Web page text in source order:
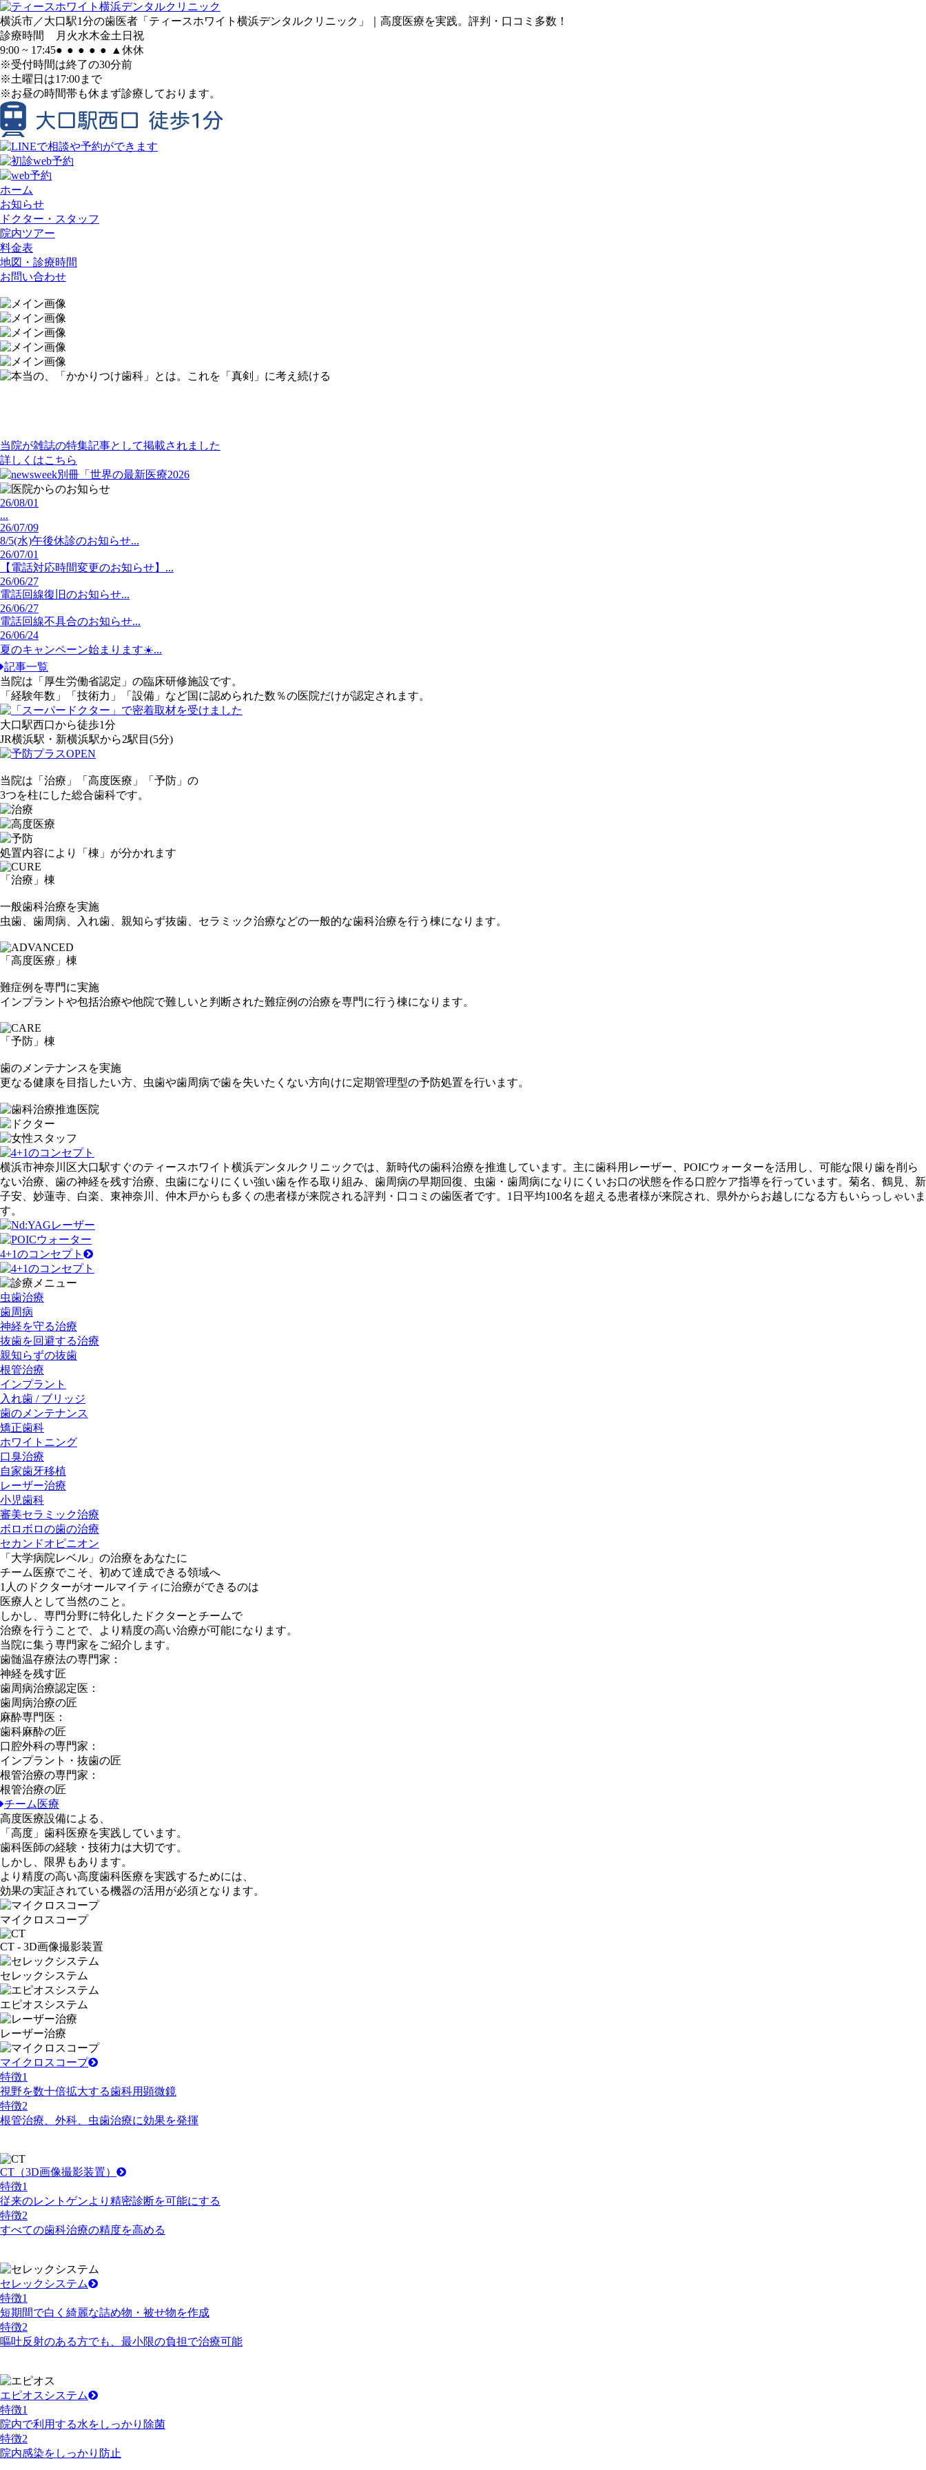
横浜市／大口駅1分の歯医者「ティースホワイト横浜デンタルクリニック」｜高度医療を実践。評判・口コミ多数！
診療時間
月 火水木金土 日 祝
9:00 ~ 17:45● ● ● ● ● ▲ 休休
※受付時間は終了の30分前
※土曜日は17:00まで
※お昼の時間帯も休まず診療しております。
ホーム
お知らせ
ドクター・スタッフ
院内ツアー
料金表
地図・診療時間
お問い合わせ
当院が雑誌の特集記事として掲載されました
詳しくはこちら
26/08/01
...
26/07/09
8/5(水)午後休診のお知らせ...
26/07/01
【電話対応時間変更のお知らせ】...
26/06/27
電話回線復旧のお知らせ...
26/06/27
電話回線不具合のお知らせ...
26/06/24
夏のキャンペーン始まります☀️...
記事一覧
当院は「厚生労働省認定」の臨床研修施設です。
「経験年数」「技術力」「設備」など国に認められた数％の医院だけが認定されます。
大口駅西口から徒歩1分
JR横浜駅・新横浜駅から2駅目 (5分)
当院は 「 治療」 「 高度医療」 「 予防」 の
3つを柱にした総合歯科です。
処置内容により「棟」が分かれます
「治療」 棟
一般歯科治療を実施
虫歯、歯周病、入れ歯、親知らず抜歯、セラミック治療などの一般的な歯科治療を行う棟になります。
「高度医療」 棟
難症例を専門に実施
インプラントや包括治療や他院で難しいと判断された難症例の治療を専門に行う棟になります。
「予防」 棟
歯のメンテナンスを実施
更なる健康を目指したい方、虫歯や歯周病で歯を失いたくない方向けに定期管理型の予防処置を行います。
横浜市神奈川区大口駅すぐのティースホワイト横浜デンタルクリニックでは、新時代の歯科治療を推進しています。主に歯科用レーザー、POICウォーターを活用し、可能な限り歯を削ら
ない治療、歯の神経を残す治療、虫歯になりにくい強い歯を作る取り組み、歯周病の早期回復、虫歯・歯周病になりにくいお口の状態を作る口腔ケア指導を行っています。菊名、鶴見、新
子安、妙蓮寺、白楽、東神奈川、仲木戸からも多くの患者様が来院される評判・口コミの歯医者です。1日平均100名を超える患者様が来院され、県外からお越しになる方もいらっしゃいま
す。
4+1のコンセプト
虫歯治療
歯周病
神経を守る治療
抜歯を回避する治療
親知らずの抜歯
根管治療
インプラント
入れ歯 / ブリッジ
歯のメンテナンス
矯正歯科
ホワイトニング
口臭治療
自家歯牙移植
レーザー治療
小児歯科
審美セラミック治療
ボロボロの歯の治療
セカンドオピニオン
「大学病院レベル」 の治療をあなたに
チーム医療でこそ、初めて達成できる領域へ
1人のドクターがオールマイティに治療ができるのは
医療人として当然のこと。
しかし、専門分野に特化したドクターとチームで
治療を行うことで、より精度の高い治療が可能になります。
当院に集う専門家をご紹介します。
歯髄温存療法の専門家：
神経を残す匠
歯周病治療認定医：
歯周病治療の匠
麻酔専門医：
歯科麻酔の匠
口腔外科の専門家：
インプラント・抜歯の匠
根管治療の専門家：
根管治療の匠
チーム医療
高度医療設備による、
「 高度 」歯科医療を実践しています。
歯科医師の経験・技術力は大切です。
しかし、限界もあります。
より精度の高い高度歯科医療を実践するためには、
効果の実証されている機器の活用が必須となります。
マイクロスコープ
CT - 3D画像撮影装置
セレックシステム
エピオスシステム
レーザー治療
マイクロスコープ
特徴1
視野を数十倍拡大する歯科用顕微鏡
特徴2
根管治療、外科、虫歯治療に効果を発揮
CT （3D画像撮影装置）
特徴1
従来のレントゲンより精密診断を可能にする
特徴2
すべての歯科治療の精度を高める
セレックシステム
特徴1
短期間で白く綺麗な詰め物・被せ物を作成
特徴2
嘔吐反射のある方でも、最小限の負担で治療可能
エピオスシステム
特徴1
院内で利用する水をしっかり除菌
特徴2
院内感染をしっかり防止